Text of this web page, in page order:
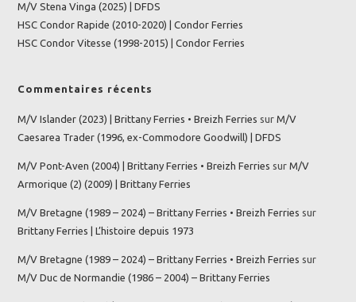
M/V Stena Vinga (2025) | DFDS
HSC Condor Rapide (2010-2020) | Condor Ferries
HSC Condor Vitesse (1998-2015) | Condor Ferries
Commentaires récents
M/V Islander (2023) | Brittany Ferries • Breizh Ferries surM/V
Caesarea Trader (1996, ex-Commodore Goodwill) | DFDS
M/V Pont-Aven (2004) | Brittany Ferries • Breizh Ferries surM/V
Armorique (2) (2009) | Brittany Ferries
M/V Bretagne (1989 – 2024) – Brittany Ferries • Breizh Ferries sur
Brittany Ferries | L’histoire depuis 1973
M/V Bretagne (1989 – 2024) – Brittany Ferries • Breizh Ferries sur
M/V Duc de Normandie (1986 – 2004) – Brittany Ferries